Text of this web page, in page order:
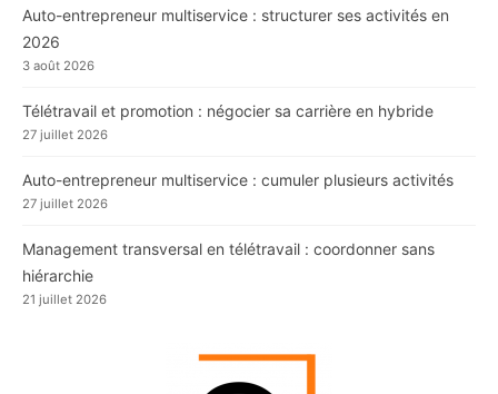
Auto-entrepreneur multiservice : structurer ses activités en
2026
3 août 2026
Télétravail et promotion : négocier sa carrière en hybride
27 juillet 2026
Auto-entrepreneur multiservice : cumuler plusieurs activités
27 juillet 2026
Management transversal en télétravail : coordonner sans
hiérarchie
21 juillet 2026